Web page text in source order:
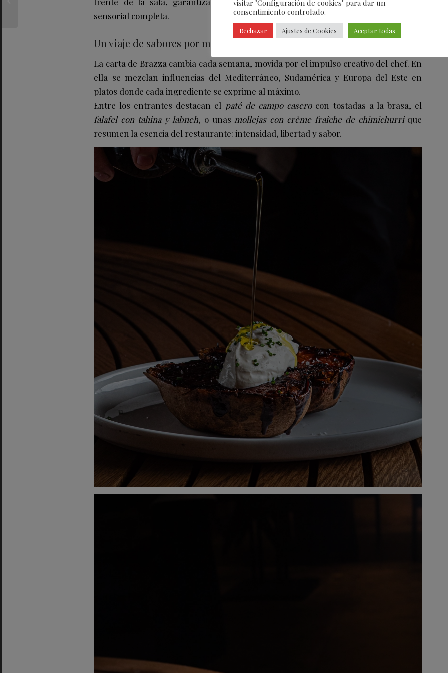
sensorial completa.
Un viaje de sabores por medio mundo
La carta de Brazza cambia cada semana, movida por el impulso creativo del chef. En
ella se mezclan influencias del Mediterráneo, Sudamérica y Europa del Este en
platos donde cada ingrediente se exprime al máximo.
Entre los entrantes destacan el paté de campo caserocon tostadas a la brasa, el
falafel con tahina y labneh, o unas mollejas con crème fraîche de chimichurrique
resumen la esencia del restaurante: intensidad, libertad y sabor.
visitar "Configuración de cookies" para dar un
consentimiento controlado.
Rechazar Ajustes de Cookies Aceptar todas